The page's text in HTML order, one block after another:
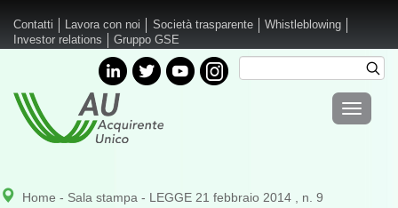
Contatti Lavora con noi Società trasparente
Whistleblowing
Investor relations
Gruppo GSE
Form di
Toggle
Home - Sala stampa - LEGGE 21 febbraio 2014 , n. 9